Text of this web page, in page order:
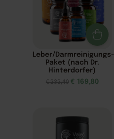
Leber/Darmreinigungs-
Paket (nach Dr.
Hinterdorfer)
€233,40 € 169,80